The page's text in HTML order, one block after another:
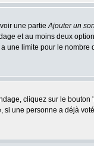
une partieAjouter un
et au moins deux
limite pour le
cliquez sur le
une personne a déjà